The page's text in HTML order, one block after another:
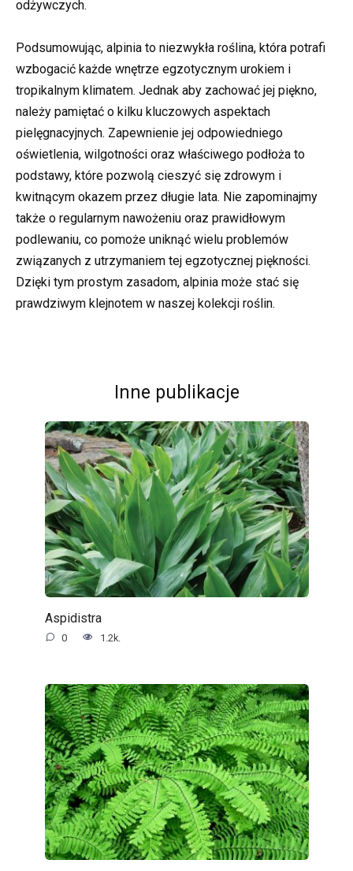
odżywczych.
Podsumowując, alpinia to niezwykła roślina, która potrafi
wzbogacić każde wnętrze egzotycznym urokiem i
tropikalnym klimatem. Jednak aby zachować jej piękno,
należy pamiętać o kilku kluczowych aspektach
pielęgnacyjnych. Zapewnienie jej odpowiedniego
oświetlenia, wilgotności oraz właściwego podłoża to
podstawy, które pozwolą cieszyć się zdrowym i
kwitnącym okazem przez długie lata. Nie zapominajmy
także o regularnym nawożeniu oraz prawidłowym
podlewaniu, co pomoże uniknąć wielu problemów
związanych z utrzymaniem tej egzotycznej piękności.
Dzięki tym prostym zasadom, alpinia może stać się
prawdziwym klejnotem w naszej kolekcji roślin.
Inne publikacje
Aspidistra
0 1.2k.